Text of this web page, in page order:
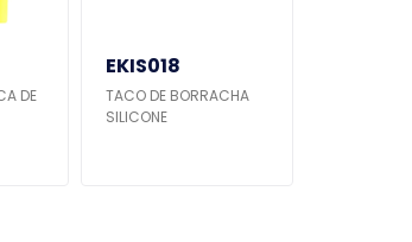
DE
EKIS018
TACO DE BORRACHA
SILICONE